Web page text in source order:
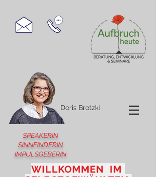
Doris Brotzki
SPEAKERIN
SINNFINDERIN
IMPULSGEBERIN
WILLKOMMEN IM